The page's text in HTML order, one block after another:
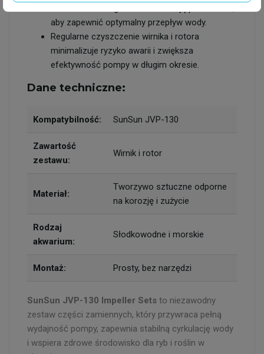
aby zapewnić optymalny przepływ wody.
Regularne czyszczenie wirnika i rotora
minimalizuje ryzyko awarii i zwiększa
efektywność pompy w długim okresie.
Dane techniczne:
Kompatybilność: SunSun JVP-130
Zawartość
zestawu:
Wirnik i rotor
Materiał:
Tworzywo sztuczne odporne
na korozję i zużycie
Rodzaj
akwarium:
Słodkowodne i morskie
Montaż: Prosty, bez narzędzi
SunSun JVP-130 Impeller Sets to niezawodny
zestaw części zamiennych, który przywraca pełną
wydajność pompy, zapewnia stabilną cyrkulację wody
i wspiera zdrowe środowisko dla ryb i roślin w